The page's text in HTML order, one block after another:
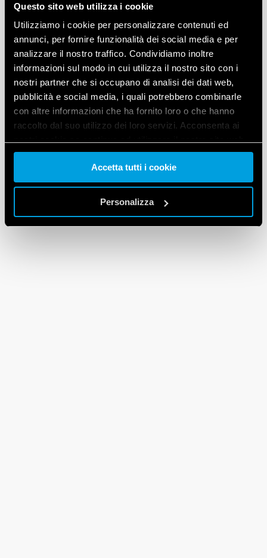
Questo sito web utilizza i cookie
Utilizziamo i cookie per personalizzare contenuti ed
annunci, per fornire funzionalità dei social media e per
analizzare il nostro traffico. Condividiamo inoltre
informazioni sul modo in cui utilizza il nostro sito con i
nostri partner che si occupano di analisi dei dati web,
pubblicità e social media, i quali potrebbero combinarle
con altre informazioni che ha fornito loro o che hanno
raccolto dal suo utilizzo dei loro servizi. Acconsenta ai
Vai alla Cookie Policy complet a
Accetta tutti i cookie
Personalizza